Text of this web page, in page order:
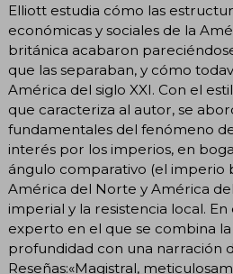
Elliott estudia cómo las
económicas y sociales de la
británica acabaron
que las separaban, y cómo
América del siglo XXI. Con el
que caracteriza al autor, se
fundamentales del fenómeno
interés por los imperios, en
ángulo comparativo (el imperio
América del Norte y América
imperial y la resistencia local. En
experto en el que se combina
profundidad con una narración
Reseñas:«Magistral,